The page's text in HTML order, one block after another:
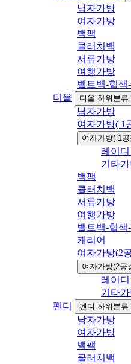
남자가방
여자가방
백팩
클러치백
서류가방
여행가방
벨트백-힙색
디올
디올 하위분류
남자가방
여자가방( 1
여자가방( 1
레이디
기타
백팩
클러치백
서류가방
여행가방
벨트백-힙색
캐리어
여자가방(2
여자가방(2공
레이디
기타
펜디
펜디 하위분류
남자가방
여자가방
백팩
클러치백